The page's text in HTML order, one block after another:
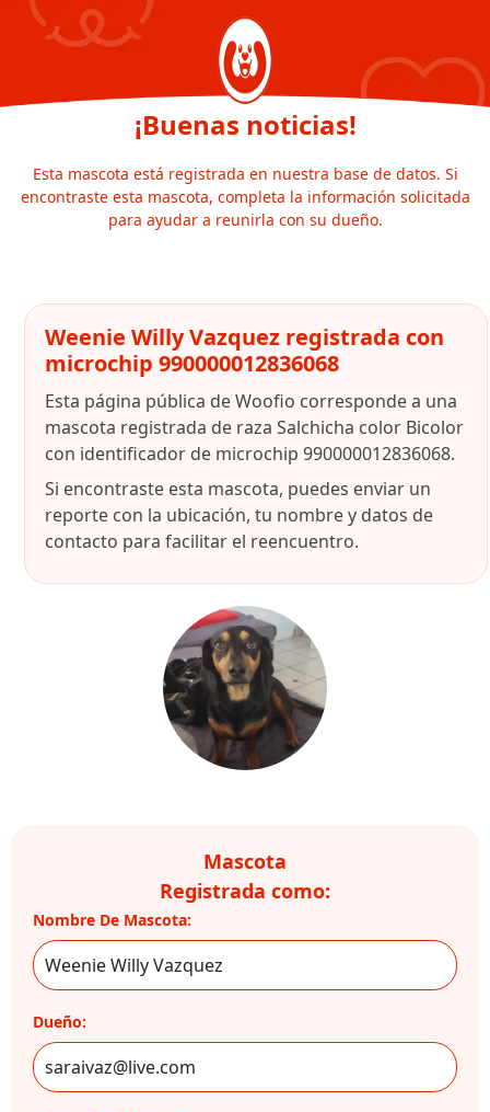
¡Buenas noticias!
Esta mascota está registrada en nuestra base de datos. Si
encontraste esta mascota, completa la información solicitada
para ayudar a reunirla con su dueño.
Weenie Willy Vazquez registrada con
microchip 990000012836068
Esta página pública de Woofio corresponde a una
mascota registrada de raza Salchicha color Bicolor
con identificador de microchip 990000012836068.
Si encontraste esta mascota, puedes enviar un
reporte con la ubicación, tu nombre y datos de
contacto para facilitar el reencuentro.
Mascota
Registrada como:
Nombre De Mascota:
Dueño: